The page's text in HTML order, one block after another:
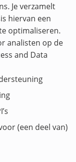
Je verzamelt
hiervan een
optimaliseren.
analisten op de
and Data
(een deel van)